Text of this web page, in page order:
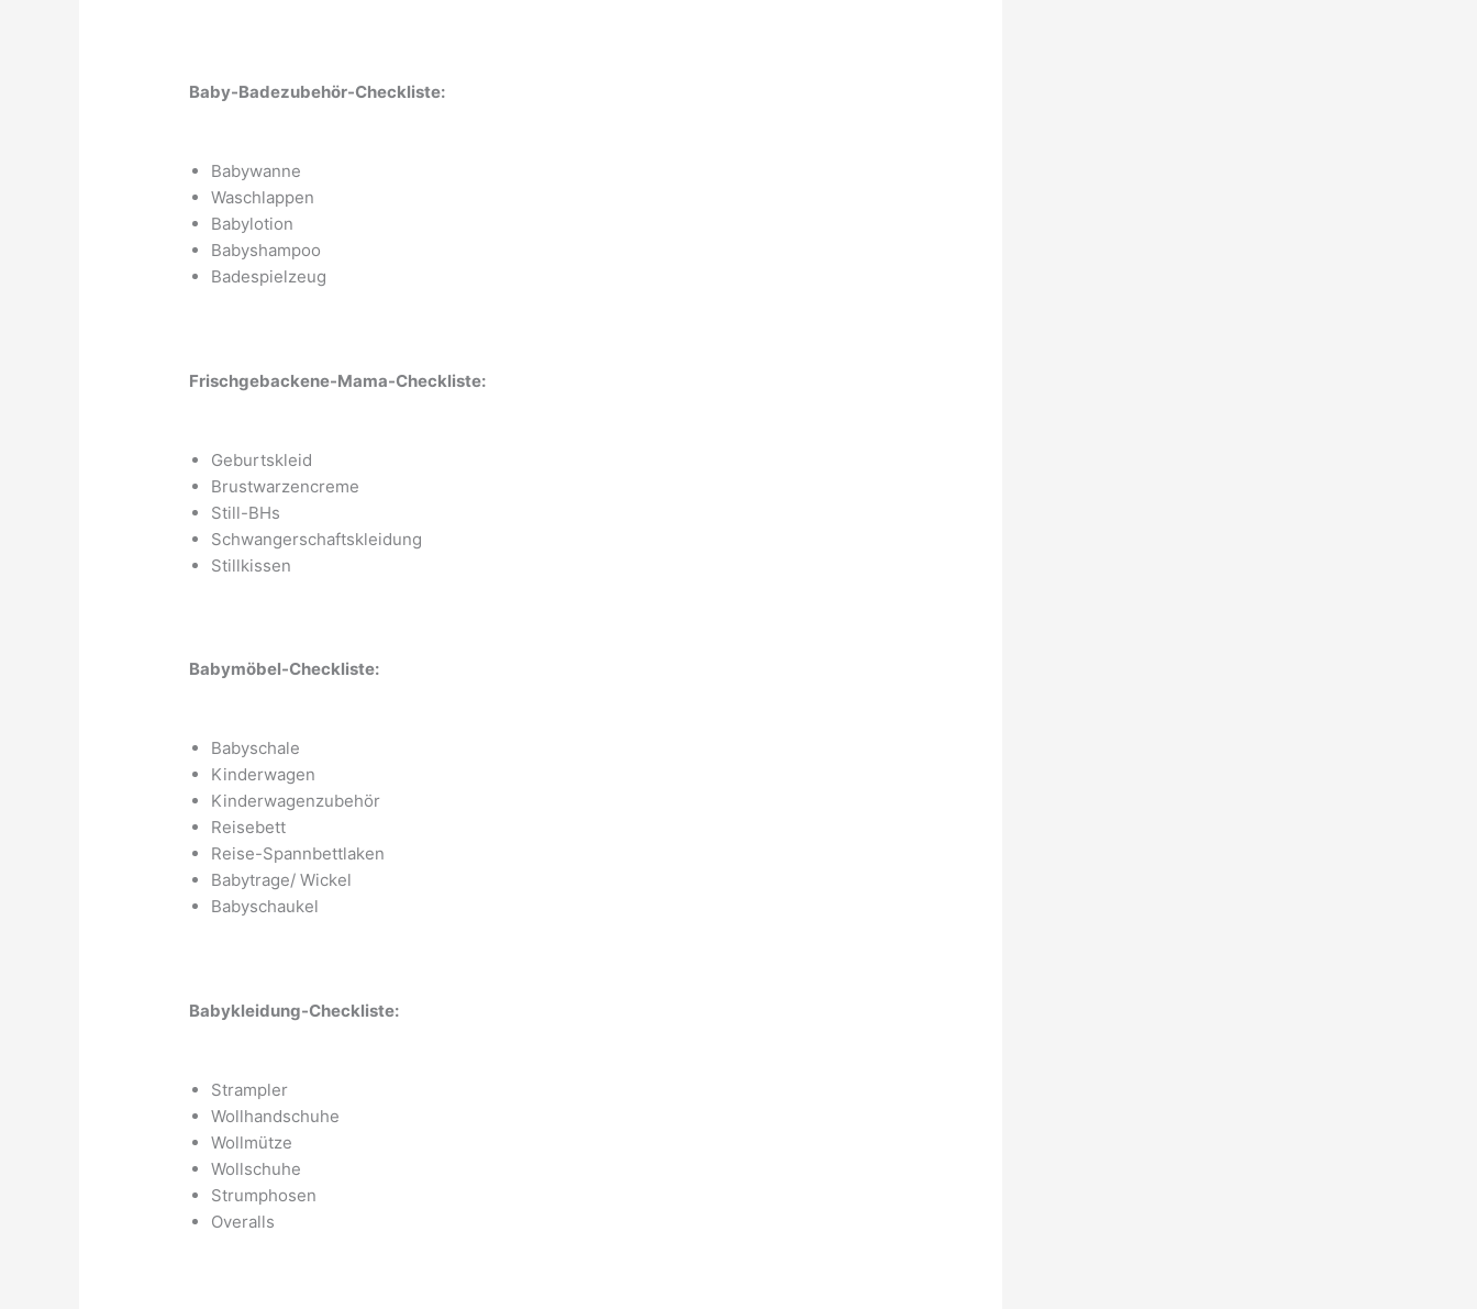
Baby-Badezubehör-Checkliste:
Babywanne
Waschlappen
Babylotion
Babyshampoo
Badespielzeug
Frischgebackene-Mama-Checkliste:
Geburtskleid
Brustwarzencreme
Still-BHs
Schwangerschaftskleidung
Stillkissen
Babymöbel-Checkliste:
Babyschale
Kinderwagen
Kinderwagenzubehör
Reisebett
Reise-Spannbettlaken
Babytrage/ Wickel
Babyschaukel
Babykleidung-Checkliste:
Strampler
Wollhandschuhe
Wollmütze
Wollschuhe
Strumphosen
Overalls